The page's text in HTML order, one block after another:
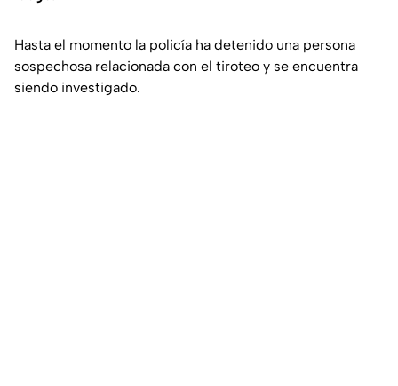
Hasta el momento la policía ha detenido una persona
sospechosa relacionada con el tiroteo y se encuentra
siendo investigado.